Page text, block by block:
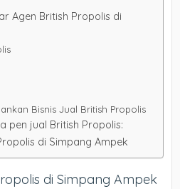
Agen British Propolis di
Bisnis Jual British Propolis
pen jual British Propolis:
di Simpang Ampek
di Simpang Ampek